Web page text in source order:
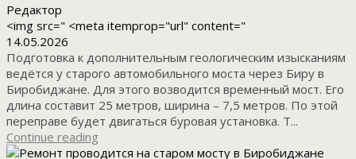
Редактор
<img src=" <meta itemprop="url" content="
14.05.2026
Подготовка к дополнительным геологическим изысканиям
ведётся у старого автомобильного моста через Биру в
Биробиджане. Для этого возводится временный мост. Его
длина составит 25 метров, ширина – 7,5 метров. По этой
переправе будет двигаться буровая установка. Т...
Continue reading